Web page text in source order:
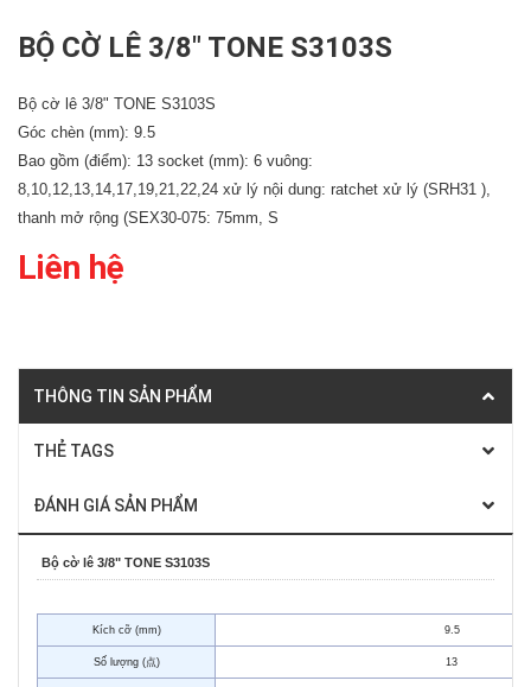
BỘ CỜ LÊ 3/8" TONE S3103S
Bộ cờ lê 3/8" TONE S3103S
Góc chèn (mm): 9.5
Bao gồm (điểm): 13 socket (mm): 6 vuông:
8,10,12,13,14,17,19,21,22,24 xử lý nội dung: ratchet xử lý (SRH31 ),
thanh mở rộng (SEX30-075: 75mm, S
Liên hệ
THÔNG TIN SẢN PHẨM
THẺ TAGS
ĐÁNH GIÁ SẢN PHẨM
Bộ cờ lê 3/8" TONE S3103S
Kích cỡ (mm) 9.5
Số lượng (点) 13